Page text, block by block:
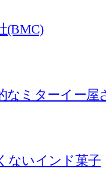
(BMC)
なミターイー屋
ないインド菓子